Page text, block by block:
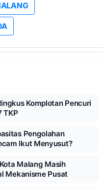
Komplotan Pencuri
TKP
Pengolahan
Ikut Menyusut?
Malang Masih
Mekanisme Pusat